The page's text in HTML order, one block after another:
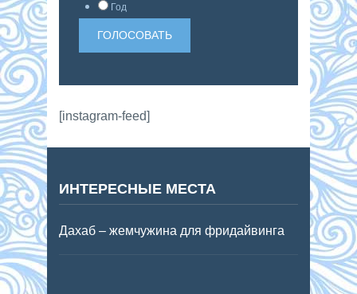
Год
[instagram-feed]
ИНТЕРЕСНЫЕ МЕСТА
Дахаб – жемчужина для фридайвинга